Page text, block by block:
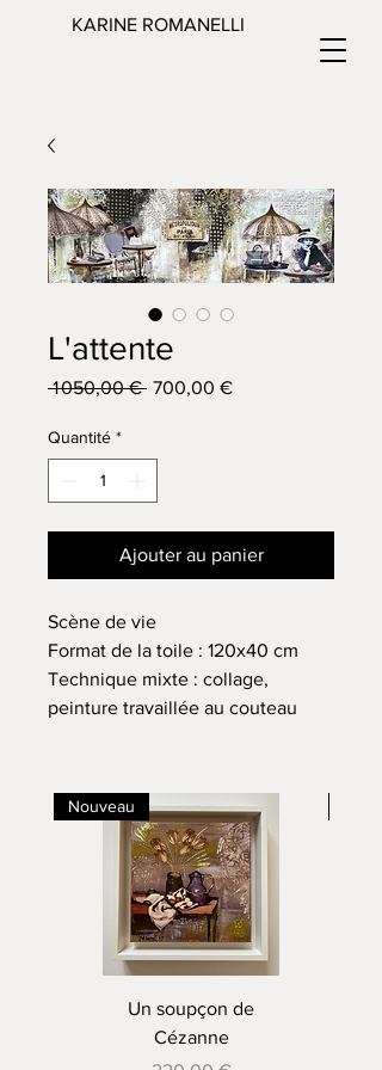
KARINE ROMANELLI
L'attente
1 050,00 € Prix
700,00 €Prix
Quantité *
Ajouter au panier
Scène de vie
Format de la toile : 120x40 cm
Technique mixte : collage,
peinture travaillée au couteau
Nouveau
Un soupçon de
Cézanne